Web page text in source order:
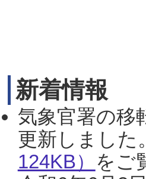
新着情報
気象官署の移
更新しました
124KB） をご